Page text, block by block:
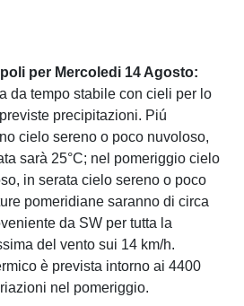
per Mercoledi 14 Agosto:
da tempo stabile con cieli per lo
precipitazioni. Piú
cielo sereno o poco nuvoloso,
sarà 25°C; nel pomeriggio cielo
in serata cielo sereno o poco
pomeridiane saranno di circa
da SW per tutta la
del vento sui 14 km/h.
è prevista intorno ai 4400
nel pomeriggio.